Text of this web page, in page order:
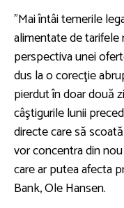
”Mai întâi temerile
alimentate de tarifele
perspectiva unei
dus la o corecţie
pierdut în doar două
câştigurile lunii
directe care să
vor concentra din
care ar putea afecta
Bank, Ole Hansen.